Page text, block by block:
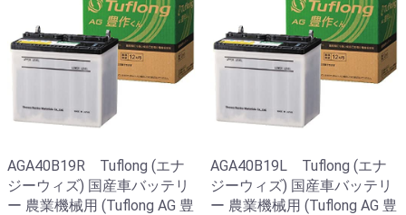
AGA40B19R Tuflong (エナ
ジーウィズ) 国産車バッテリ
ー 農業機械用 (Tuflong AG 豊
AGA40B19L Tuflong (エナ
ジーウィズ) 国産車バッテリ
ー 農業機械用 (Tuflong AG 豊